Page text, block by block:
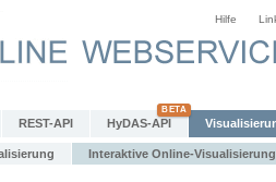
Hilfe
REST-API HyDAS-API
Interaktive Online-Visualisierung